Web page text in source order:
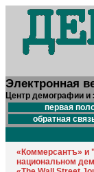
Электронная
Центр демографии и
первая
обратная
«Коммерсантъ» и
национальном